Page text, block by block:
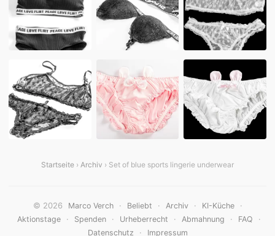
Startseite › Archiv › Set of blue sports lingerie underwear
© 2026 Marco Verch · Beliebt · Archiv · KI-Küche ·
Aktionstage · Spenden · Urheberrecht · Abmahnung · FAQ ·
Datenschutz · Impressum